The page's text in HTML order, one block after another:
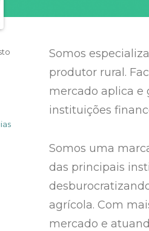
Somos
produtor rural.
mercado aplica e
instituições
Somos uma
das principais
agrícola. Com
mercado e